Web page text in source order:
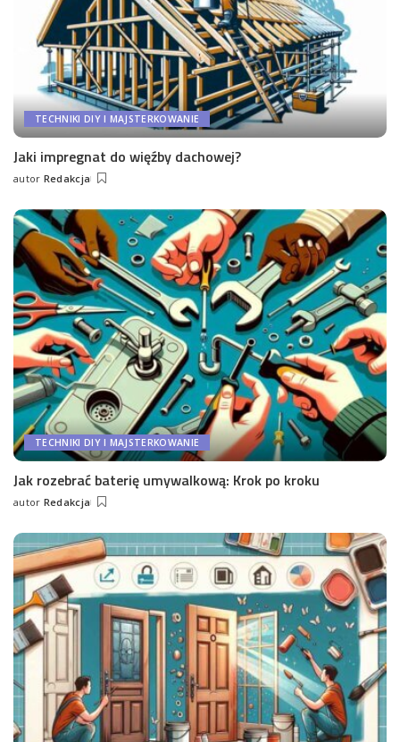
TECHNIKI DIY I MAJSTERKOWANIE
Jaki impregnat do więźby dachowej?
Wysłany
autor Redakcja
TECHNIKI DIY I MAJSTERKOWANIE
Jak rozebrać baterię umywalkową: Krok po kroku
Wysłany
autor Redakcja